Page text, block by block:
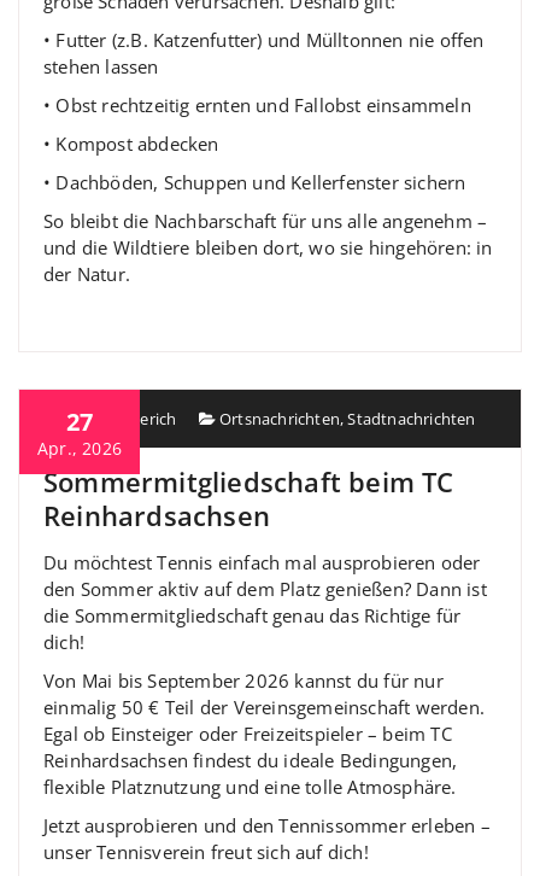
• Futter (z.B. Katzenfutter) und Mülltonnen nie offen
stehen lassen
• Obst rechtzeitig ernten und Fallobst einsammeln
• Kompost abdecken
• Dachböden, Schuppen und Kellerfenster sichern
So bleibt die Nachbarschaft für uns alle angenehm –
und die Wildtiere bleiben dort, wo sie hingehören: in
der Natur.
27
Apr., 2026
Heiko Berberich Ortsnachrichten,Stadtnachrichten
Sommermitgliedschaft beim TC
Reinhardsachsen
Du möchtest Tennis einfach mal ausprobieren oder
den Sommer aktiv auf dem Platz genießen? Dann ist
die Sommermitgliedschaft genau das Richtige für
dich!
Von Mai bis September 2026 kannst du für nur
einmalig 50 € Teil der Vereinsgemeinschaft werden.
Egal ob Einsteiger oder Freizeitspieler – beim TC
Reinhardsachsen findest du ideale Bedingungen,
flexible Platznutzung und eine tolle Atmosphäre.
Jetzt ausprobieren und den Tennissommer erleben –
unser Tennisverein freut sich auf dich!